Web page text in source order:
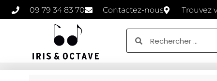
09 79 34 83 70 Contactez-nous Trouvez